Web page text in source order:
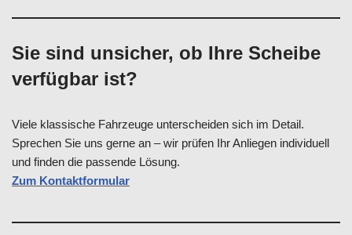
Sie sind unsicher, ob Ihre Scheibe
verfügbar ist?
Viele klassische Fahrzeuge unterscheiden sich im Detail.
Sprechen Sie uns gerne an – wir prüfen Ihr Anliegen individuell
und finden die passende Lösung.
Zum Kontaktformular